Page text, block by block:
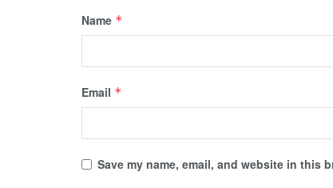
Name *
Email *
Save my name, email, and website in this